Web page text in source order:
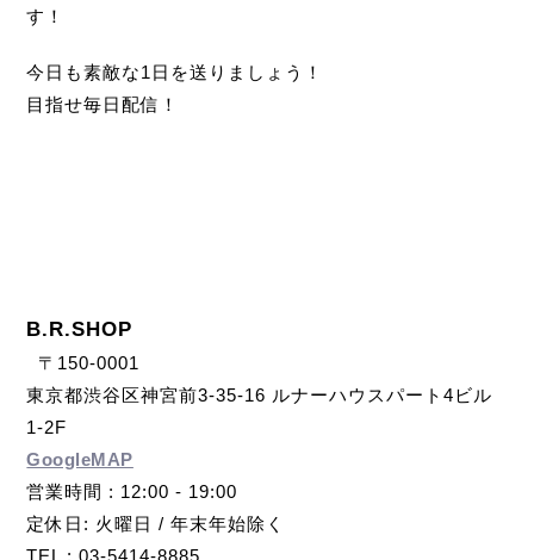
す！
今日も素敵な1日を送りましょう！
目指せ毎日配信！
B.R.SHOP
〒150-0001
東京都渋谷区神宮前3-35-16 ルナーハウスパート4ビル
1-2F
GoogleMAP
営業時間 : 12:00 - 19:00
定休日: 火曜日 / 年末年始除く
TEL : 03-5414-8885